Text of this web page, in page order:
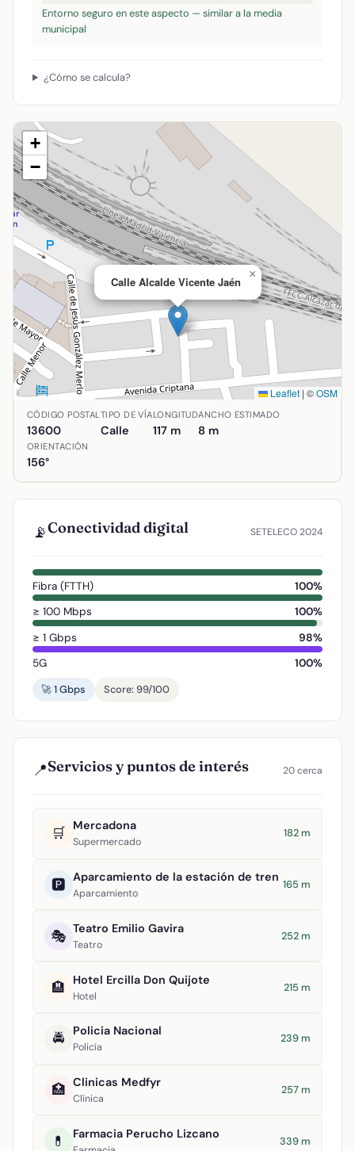
Entorno seguro en este aspecto — similar a la media
municipal
¿Cómo se calcula?
Calle Alcalde Vicente Jaén
×
+
−
Leaflet | ©OSM
Ubicación de Calle Alcalde Vicente Jaén en Alcázar de
CÓDIGO POSTAL
13600
TIPO DE VÍA
Calle
LONGITUD
117 m
ANCHO ESTIMADO
8 m
ORIENTACIÓN
156°
📡Conectividad digital SETELECO 2024
Fibra (FTTH)
100%
≥ 100 Mbps
100%
≥ 1 Gbps
98%
5G
100%
🚀 1 Gbps
Score: 99/100
📍Servicios y puntos de interés 20 cerca
🛒 Mercadona
Supermercado
182 m
🅿️ Aparcamiento de la estación de tren
Aparcamiento
165 m
🎭 Teatro Emilio Gavira
Teatro
252 m
🏨 Hotel Ercilla Don Quijote
Hotel
215 m
🚔 Policia Nacional
Policía
239 m
🏥 Clinicas Medfyr
Clínica
257 m
💊 Farmacia Perucho Lizcano
339 m